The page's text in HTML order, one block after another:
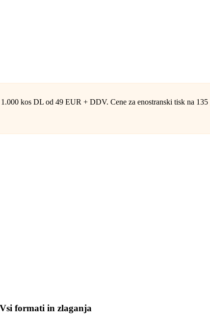
kos DL od 49 EUR + DDV. Cene za enostranski tisk na 135
Vsi formati in zlaganja